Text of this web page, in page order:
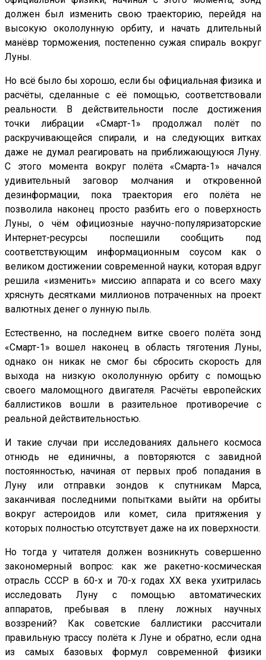
должен был изменить свою траекторию, перейдя на
высокую окололунную орбиту, и начать длительный
манёвр торможения, постепенно сужая спираль вокруг
Луны.
Но всё было бы хорошо, если бы официальная физика и
расчёты, сделанные с её помощью, соответствовали
реальности. В действительности после достижения
точки либрации «Смарт-1» продолжал полёт по
раскручивающейся спирали, и на следующих витках
даже не думал реагировать на приближающуюся Луну.
С этого момента вокруг полёта «Смарта-1» начался
удивительный заговор молчания и откровенной
дезинформации, пока траектория его полёта не
позволила наконец просто разбить его о поверхность
Луны, о чём официозные научно-популяризаторские
Интернет-ресурсы поспешили сообщить под
соответствующим информационным соусом как о
великом достижении современной науки, которая вдруг
решила «изменить» миссию аппарата и со всего маху
хряснуть десятками миллионов потраченных на проект
валютных денег о лунную пыль.
Естественно, на последнем витке своего полёта зонд
«Смарт-1» вошел наконец в область тяготения Луны,
однако он никак не смог бы сбросить скорость для
выхода на низкую окололунную орбиту с помощью
своего маломощного двигателя. Расчёты европейских
баллистиков вошли в разительное противоречие с
реальной действительностью.
И такие случаи при исследованиях дальнего космоса
отнюдь не единичны, а повторяются с завидной
постоянностью, начиная от первых проб попадания в
Луну или отправки зондов к спутникам Марса,
заканчивая последними попытками выйти на орбиты
вокруг астероидов или комет, сила притяжения у
которых полностью отсутствует даже на их поверхности.
Но тогда у читателя должен возникнуть совершенно
закономерный вопрос: как же ракетно-космическая
отрасль СССР в 60-х и 70-х годах ХХ века ухитрилась
исследовать Луну с помощью автоматических
аппаратов, пребывая в плену ложных научных
воззрений? Как советские баллистики рассчитали
правильную трассу полёта к Луне и обратно, если одна
из самых базовых формул современной физики